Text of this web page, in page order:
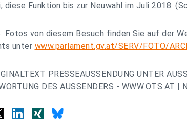
diese Funktion bis zur Neuwahl im Juli 2018.
Fotos von diesem Besuch finden Sie auf der
unter www.parlament.gv.at/SERV/FOTO/
PRESSEAUSSENDUNG UNTER
DES AUSSENDERS - WWW.OTS.AT |